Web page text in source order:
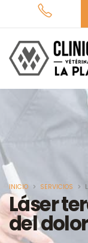
Láser
del dolor
INICIO SERVICIOS